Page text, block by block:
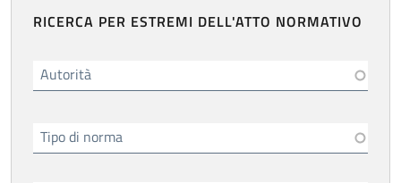
RICERCA PER ESTREMI DELL'ATTO NORMATIVO
Autorità
Tipo di norma